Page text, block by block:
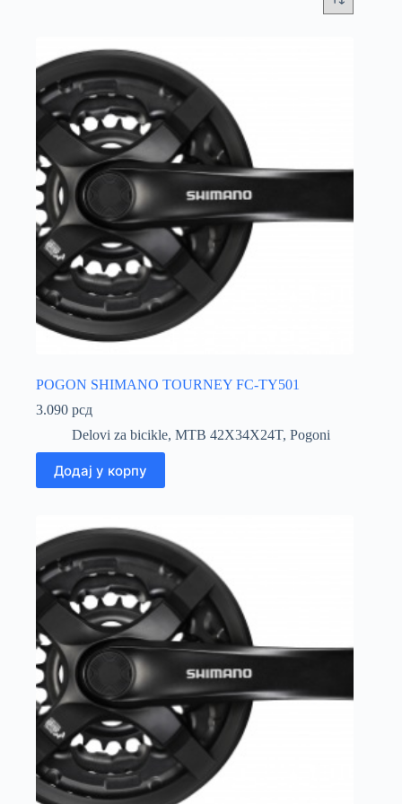
POGON SHIMANO TOURNEY FC-TY501
3.090 рсд
Delovi za bicikle, MTB 42X34X24T, Pogoni
Додај у корпу